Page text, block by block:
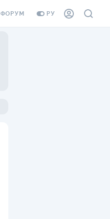
РУ
ФОРУМ